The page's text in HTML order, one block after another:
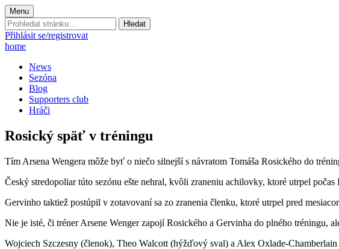
Menu
Prohledat
stránku:
Přihlásit se/registrovat
home
News
Sezóna
Blog
Supporters club
Hráči
Rosický späť v tréningu
Tím Arsena Wengera môže byť o niečo silnejší s návratom Tomáša Rosického do
Český stredopoliar túto sezónu ešte nehral, kvôli zraneniu achilovky, ktoré utrpel
Gervinho taktiež postúpil v zotavovaní sa zo zranenia členku, ktoré utrpel pred
Nie je isté, či tréner Arsene Wenger zapojí Rosického a Gervinha do plného tréningu,
Wojciech Szczesny (členok), Theo Walcott (hýžďový sval) a Alex Oxlade-